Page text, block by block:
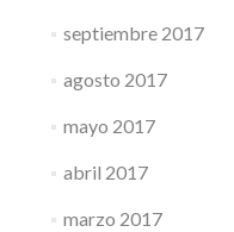
septiembre 2017
agosto 2017
mayo 2017
abril 2017
marzo 2017